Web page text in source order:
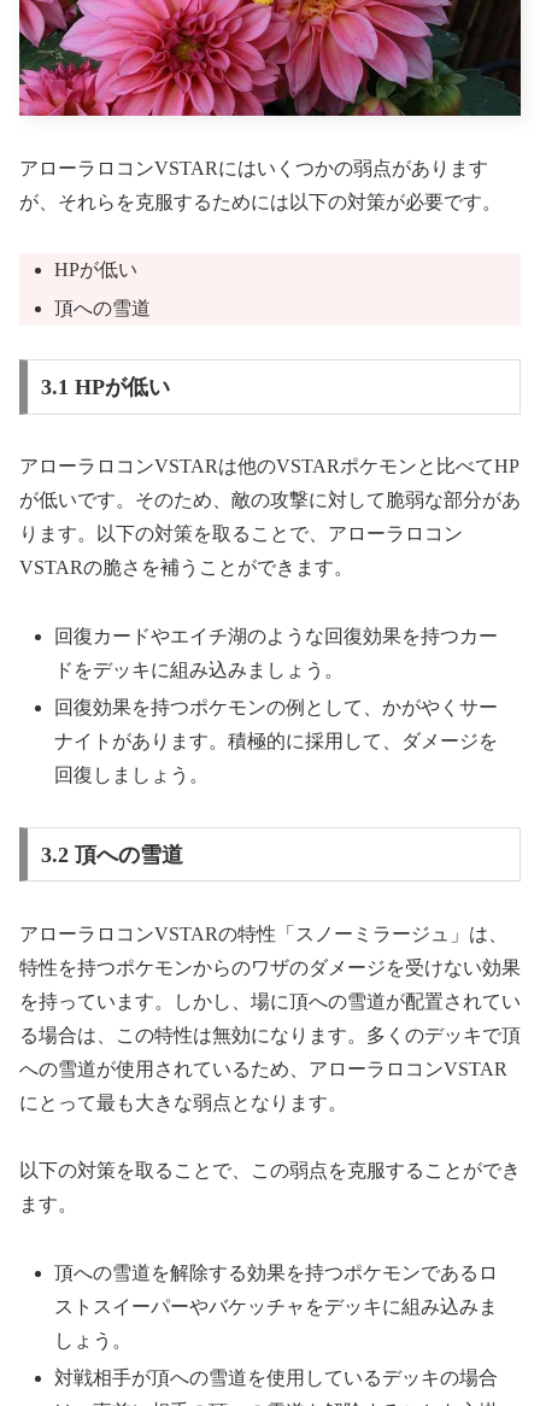
アローラロコンVSTARにはいくつかの弱点があります
が、それらを克服するためには以下の対策が必要です。
HPが低い
頂への雪道
3.1 HPが低い
アローラロコンVSTARは他のVSTARポケモンと比べてHP
が低いです。そのため、敵の攻撃に対して脆弱な部分があ
ります。以下の対策を取ることで、アローラロコン
VSTARの脆さを補うことができます。
回復カードやエイチ湖のような回復効果を持つカー
ドをデッキに組み込みましょう。
回復効果を持つポケモンの例として、かがやくサー
ナイトがあります。積極的に採用して、ダメージを
回復しましょう。
3.2 頂への雪道
アローラロコンVSTARの特性「スノーミラージュ」は、
特性を持つポケモンからのワザのダメージを受けない効果
を持っています。しかし、場に頂への雪道が配置されてい
る場合は、この特性は無効になります。多くのデッキで頂
への雪道が使用されているため、アローラロコンVSTAR
にとって最も大きな弱点となります。
以下の対策を取ることで、この弱点を克服することができ
ます。
頂への雪道を解除する効果を持つポケモンであるロ
ストスイーパーやバケッチャをデッキに組み込みま
しょう。
対戦相手が頂への雪道を使用しているデッキの場合